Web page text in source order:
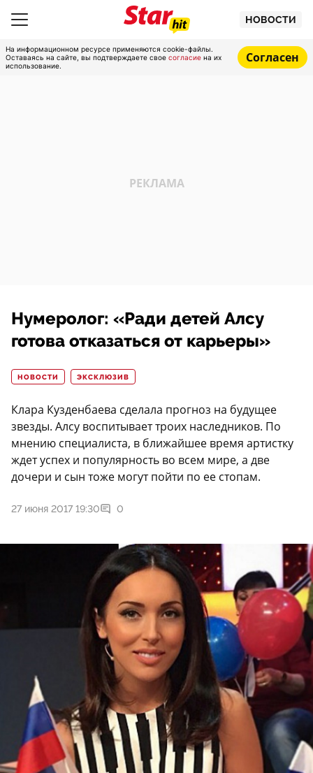
НОВОСТИ
На информационном ресурсе применяются cookie-файлы.
Оставаясь на сайте, вы подтверждаете свое согласие на их
использование.
Согласен
Нумеролог: «Ради детей Алсу
готова отказаться от карьеры»
НОВОСТИ ЭКСКЛЮЗИВ
Клара Кузденбаева сделала прогноз на будущее
звезды. Алсу воспитывает троих наследников. По
мнению специалиста, в ближайшее время артистку
ждет успех и популярность во всем мире, а две
дочери и сын тоже могут пойти по ее стопам.
27 июня 2017 19:30 0